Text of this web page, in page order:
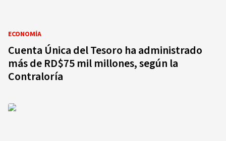
ECONOMÍA
Cuenta Única del Tesoro ha administrado
más de RD$75 mil millones, según la
Contraloría